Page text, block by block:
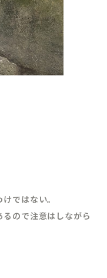
ではない。
ので注意はしながら